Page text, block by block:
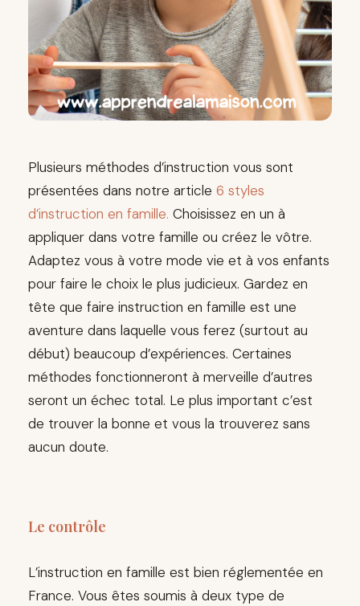
Plusieurs méthodes d’instruction vous sont
présentées dans notre article 6 styles
d’instruction en famille. Choisissez en un à
appliquer dans votre famille ou créez le vôtre.
Adaptez vous à votre mode vie et à vos enfants
pour faire le choix le plus judicieux. Gardez en
tête que faire instruction en famille est une
aventure dans laquelle vous ferez (surtout au
début) beaucoup d’expériences. Certaines
méthodes fonctionneront à merveille d’autres
seront un échec total. Le plus important c’est
de trouver la bonne et vous la trouverez sans
aucun doute.
Le contrôle
L’instruction en famille est bien réglementée en
France. Vous êtes soumis à deux type de